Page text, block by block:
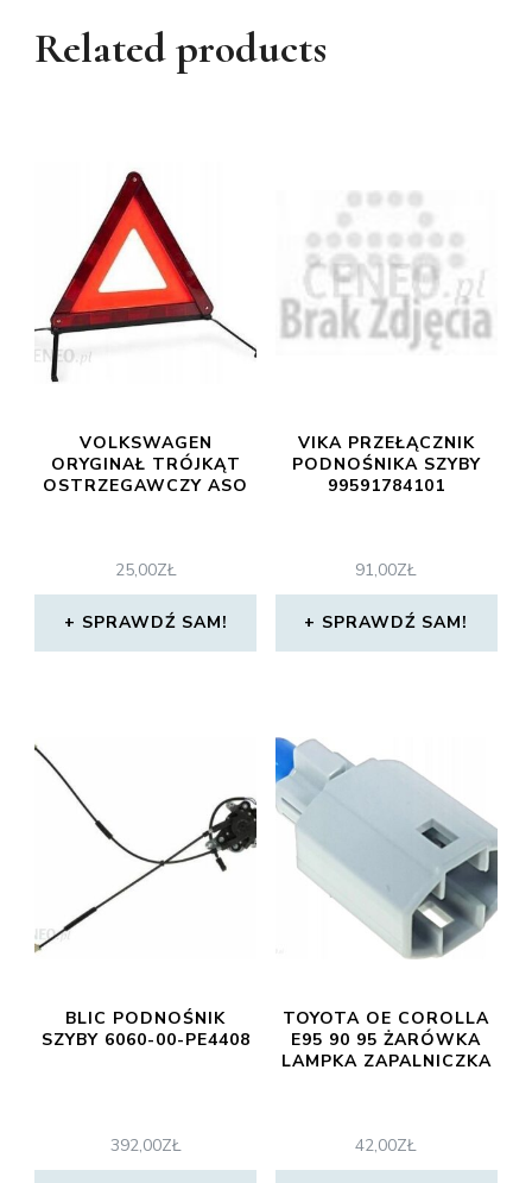
Related products
VOLKSWAGEN
ORYGINAŁ TRÓJKĄT
OSTRZEGAWCZY ASO
25,00ZŁ
SPRAWDŹ SAM!
VIKA PRZEŁĄCZNIK
PODNOŚNIKA SZYBY
99591784101
91,00ZŁ
SPRAWDŹ SAM!
BLIC PODNOŚNIK
SZYBY 6060-00-PE4408
392,00ZŁ
TOYOTA OE COROLLA
E95 90 95 ŻARÓWKA
LAMPKA ZAPALNICZKA
42,00ZŁ